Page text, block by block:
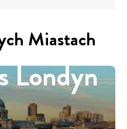
Miastach
Londyn